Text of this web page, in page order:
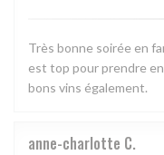
Très bonne soirée en
est top pour prendre
bons vins également.
anne-charlotte C